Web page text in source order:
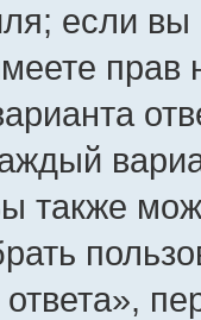
если
прав
также